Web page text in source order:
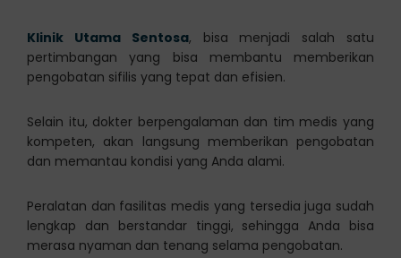
Klinik Utama Sentosa, bisa menjadi salah satu
pertimbangan yang bisa membantu memberikan
pengobatan sifilis yang tepat dan efisien.
Selain itu, dokter berpengalaman dan tim medis yang
kompeten, akan langsung memberikan pengobatan
dan memantau kondisi yang Anda alami.
Peralatan dan fasilitas medis yang tersedia juga sudah
lengkap dan berstandar tinggi, sehingga Anda bisa
merasa nyaman dan tenang selama pengobatan.